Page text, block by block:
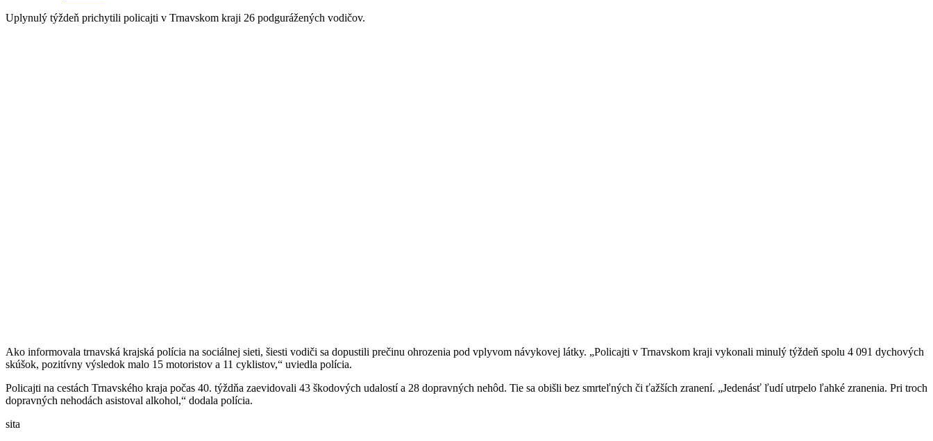
Uplynulý týždeň prichytili policajti v Trnavskom kraji 26 podgurážených vodičov.
Ako informovala trnavská krajská polícia na sociálnej sieti, šiesti vodiči sa dopustili prečinu ohrozenia pod vplyvom návykovej látky. „Policajti v Trnavskom kraji vykonali minulý týždeň spolu 4 091 dychových
skúšok, pozitívny výsledok malo 15 motoristov a 11 cyklistov,“ uviedla polícia.
Policajti na cestách Trnavského kraja počas 40. týždňa zaevidovali 43 škodových udalostí a 28 dopravných nehôd. Tie sa obišli bez smrteľných či ťažších zranení. „Jedenásť ľudí utrpelo ľahké zranenia. Pri troch
dopravných nehodách asistoval alkohol,“ dodala polícia.
sita